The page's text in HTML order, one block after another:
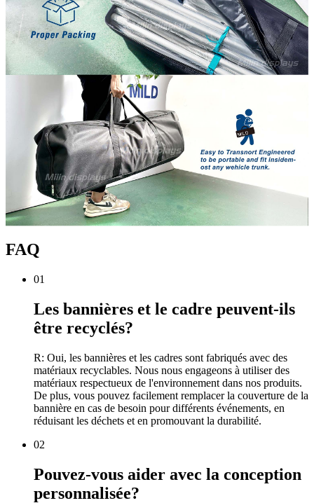
FAQ
01
Les bannières et le cadre peuvent-ils
être recyclés?
R: Oui, les bannières et les cadres sont fabriqués avec des
matériaux recyclables. Nous nous engageons à utiliser des
matériaux respectueux de l'environnement dans nos produits.
De plus, vous pouvez facilement remplacer la couverture de la
bannière en cas de besoin pour différents événements, en
réduisant les déchets et en promouvant la durabilité.
02
Pouvez-vous aider avec la conception
personnalisée?